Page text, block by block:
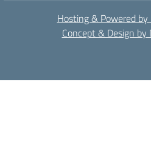
Hosting & Powered by
Concept & Design by